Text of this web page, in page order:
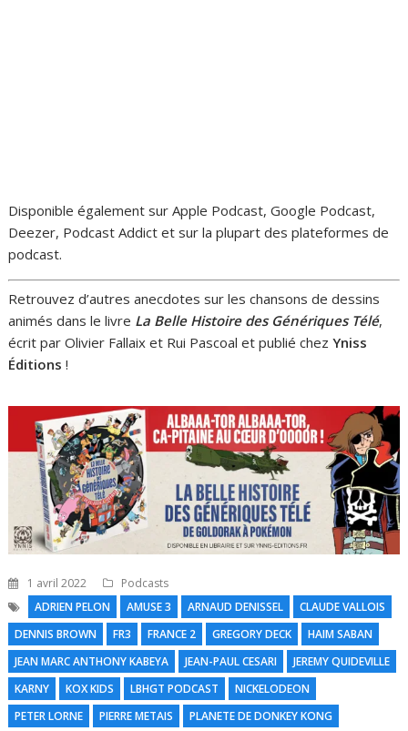
Disponible également sur Apple Podcast, Google Podcast,
Deezer, Podcast Addict et sur la plupart des plateformes de
podcast.
Retrouvez d’autres anecdotes sur les chansons de dessins
animés dans le livre La Belle Histoire des Génériques Télé,
écrit par Olivier Fallaix et Rui Pascoal et publié chezYniss
Éditions !
1 avril 2022
Podcasts
ADRIEN PELON
AMUSE 3 ARNAUD DENISSEL
CLAUDE VALLOIS
DENNIS BROWN
FR3 FRANCE 2 GREGORY DECK
HAIM SABAN
JEAN MARC ANTHONY KABEYA
JEAN-PAUL CESARI
JEREMY QUIDEVILLE
KARNY
KOX KIDS LBHGT PODCAST
NICKELODEON
PETER LORNE
PIERRE METAIS
PLANETE DE DONKEY KONG